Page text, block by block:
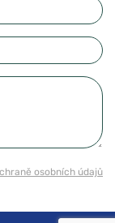
osobních údajů